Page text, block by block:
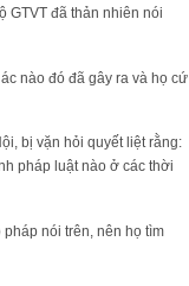
GTVT đã thản nhiên nói
nào đó đã gây ra và họ cứ
bị vặn hỏi quyết liệt rằng:
pháp luật nào ở các thời
nói trên, nên họ tìm